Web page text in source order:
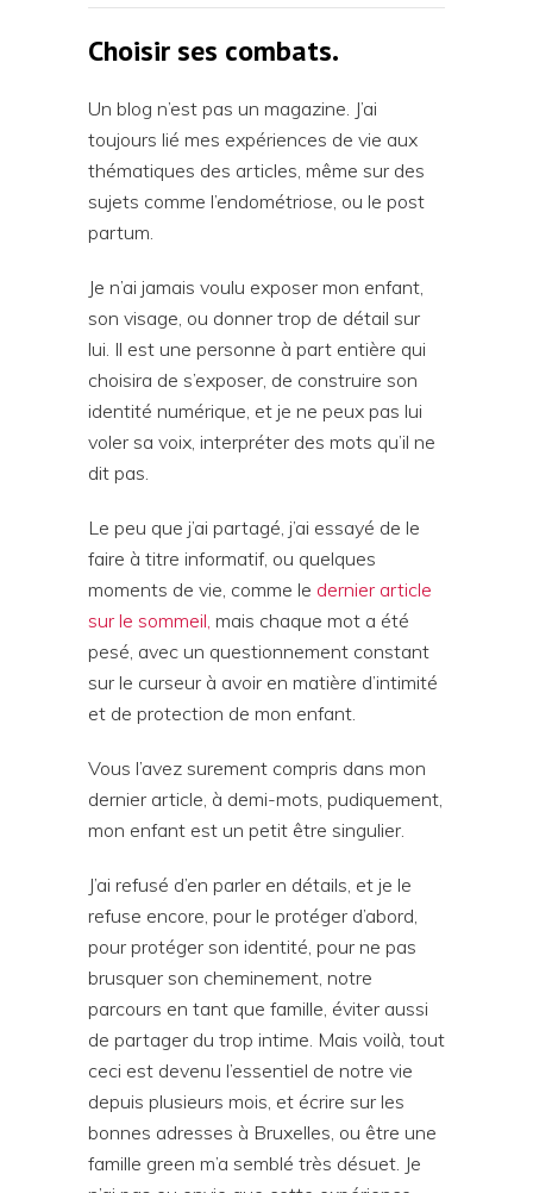
Choisir ses combats.
Un blog n’est pas un magazine. J’ai
toujours lié mes expériences de vie aux
thématiques des articles, même sur des
sujets comme l’endométriose, ou le post
partum.
Je n’ai jamais voulu exposer mon enfant,
son visage, ou donner trop de détail sur
lui. Il est une personne à part entière qui
choisira de s’exposer, de construire son
identité numérique, et je ne peux pas lui
voler sa voix, interpréter des mots qu’il ne
dit pas.
Le peu que j’ai partagé, j’ai essayé de le
faire à titre informatif, ou quelques
moments de vie, comme le dernier article
sur le sommeil, mais chaque mot a été
pesé, avec un questionnement constant
sur le curseur à avoir en matière d’intimité
et de protection de mon enfant.
Vous l’avez surement compris dans mon
dernier article, à demi-mots, pudiquement,
mon enfant est un petit être singulier.
J’ai refusé d’en parler en détails, et je le
refuse encore, pour le protéger d’abord,
pour protéger son identité, pour ne pas
brusquer son cheminement, notre
parcours en tant que famille, éviter aussi
de partager du trop intime. Mais voilà, tout
ceci est devenu l’essentiel de notre vie
depuis plusieurs mois, et écrire sur les
bonnes adresses à Bruxelles, ou être une
famille green m’a semblé très désuet. Je